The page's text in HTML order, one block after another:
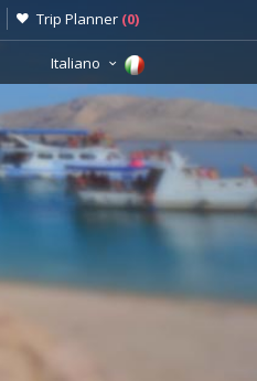
Trip Planner (0)
Italiano